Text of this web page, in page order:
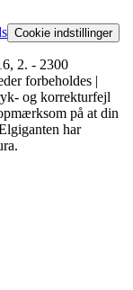
Cookie indstillinger
2. - 2300
forbeholdes |
og korrekturfejl
på at din
har